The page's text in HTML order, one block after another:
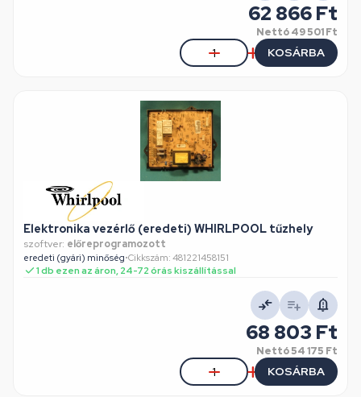
62 866 Ft
Nettó49 501 Ft
KOSÁRBA
Elektronika vezérlő (eredeti) WHIRLPOOL tűzhely
szoftver: előreprogramozott
eredeti (gyári) minőség•Cikkszám: 481221458151
1 db ezen az áron, 24-72 órás kiszállítással
68 803 Ft
Nettó54 175 Ft
KOSÁRBA